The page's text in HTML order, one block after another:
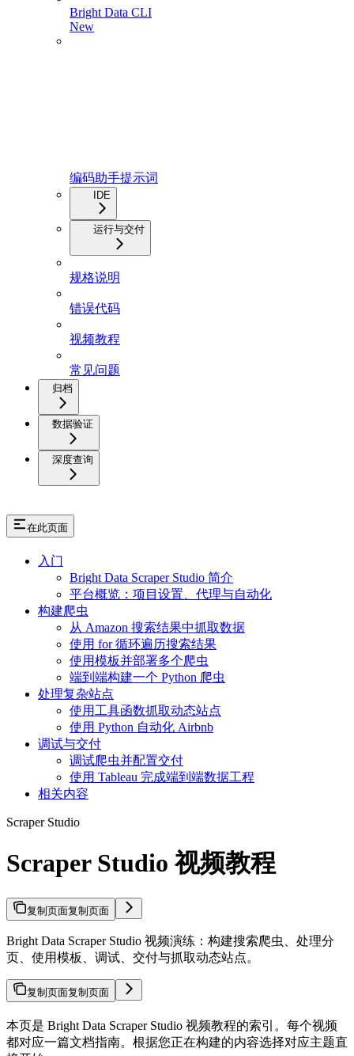
Bright Data CLI
New
编码助手提示词
IDE
运行与交付
规格说明
错误代码
视频教程
常见问题
归档
数据验证
深度查询
在此页面
入门
Bright Data Scraper Studio 简介
平台概览：项目设置、代理与自动化
构建爬虫
从 Amazon 搜索结果中抓取数据
使用 for 循环遍历搜索结果
使用模板并部署多个爬虫
端到端构建一个 Python 爬虫
处理复杂站点
使用工具函数抓取动态站点
使用 Python 自动化 Airbnb
调试与交付
调试爬虫并配置交付
使用 Tableau 完成端到端数据工程
相关内容
Scraper Studio
Scraper Studio 视频教程
复制页面复制页面
Bright Data Scraper Studio 视频演练：构建搜索爬虫、处理分
页、使用模板、调试、交付与抓取动态站点。
复制页面复制页面
本页是 Bright Data Scraper Studio 视频教程的索引。每个视频
都对应一篇文档指南。根据您正在构建的内容选择对应主题直